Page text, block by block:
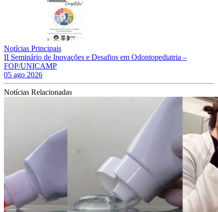
Notícias Principais
II Seminário de Inovações e Desafios em Odontopediatria –
FOP/UNICAMP
05 ago 2026
Notícias Relacionadas